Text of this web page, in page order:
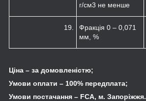
г/см3 не менше
19.
Фракція 0 – 0,071
мм, %
Ціна – за домовленістю;
Умови оплати – 100% передплата;
Умови постачання – FCA, м. Запоріжжя.